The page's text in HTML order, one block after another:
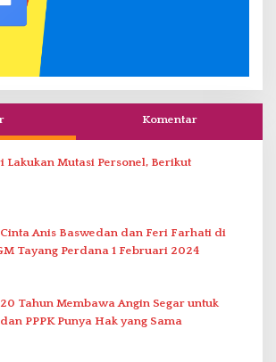
Komentar
Lakukan Mutasi Personel, Berikut
Anis Baswedan dan Feri Farhati di
Tayang Perdana 1 Februari 2024
Tahun Membawa Angin Segar untuk
dan PPPK Punya Hak yang Sama